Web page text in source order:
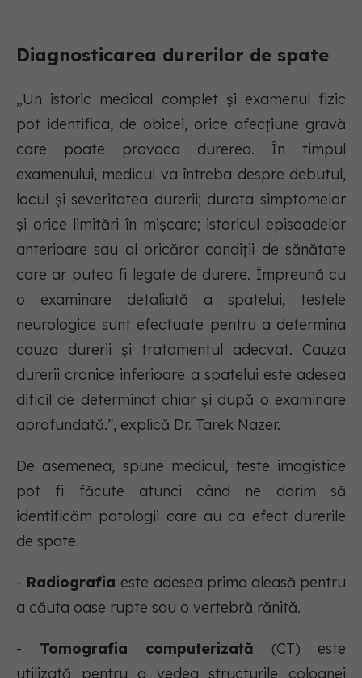
Diagnosticarea durerilor de spate
„Un istoric medical complet și examenul fizic
pot identifica, de obicei, orice afecțiune gravă
care poate provoca durerea. În timpul
examenului, medicul va întreba despre debutul,
locul și severitatea durerii; durata simptomelor
și orice limitări în mișcare; istoricul episoadelor
anterioare sau al oricăror condiții de sănătate
care ar putea fi legate de durere. Împreună cu
o examinare detaliată a spatelui, testele
neurologice sunt efectuate pentru a determina
cauza durerii și tratamentul adecvat. Cauza
durerii cronice inferioare a spatelui este adesea
dificil de determinat chiar și după o examinare
aprofundată.”, explică Dr. Tarek Nazer.
De asemenea, spune medicul, teste imagistice
pot fi făcute atunci când ne dorim să
identificăm patologii care au ca efect durerile
de spate.
- Radiografia este adesea prima aleasă pentru
a căuta oase rupte sau o vertebră rănită.
- Tomografia computerizată (CT) este
utilizată pentru a vedea structurile coloanei